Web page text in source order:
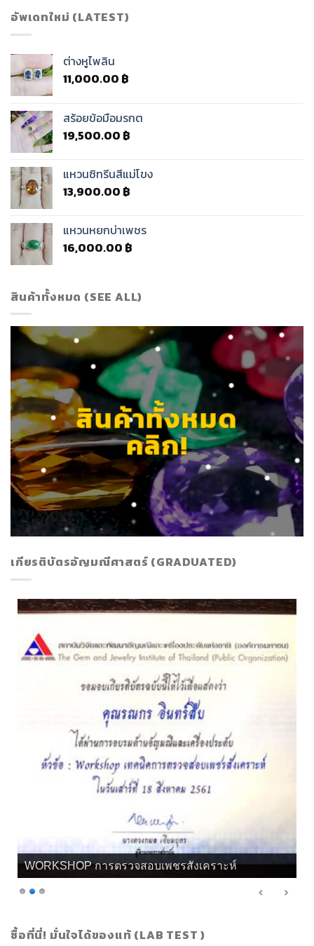
อัพเดทใหม่ (LATEST)
ต่างหูไพลิน
11,000.00 ฿
สร้อยข้อมือมรกต
19,500.00 ฿
แหวนซิทรีนสีแม่โขง
13,900.00 ฿
แหวนหยกบ่าเพชร
16,000.00 ฿
สินค้าทั้งหมด (SEE ALL)
สินค้าทั้งหมด
คลิก!
เกียรติบัตรอัญมณีศาสตร์ (GRADUATED)
WORKSHOP การตรวจสอบเพชรสังเคราะห์
ซื้อที่นี่! มั่นใจได้ของแท้ (LAB TEST )